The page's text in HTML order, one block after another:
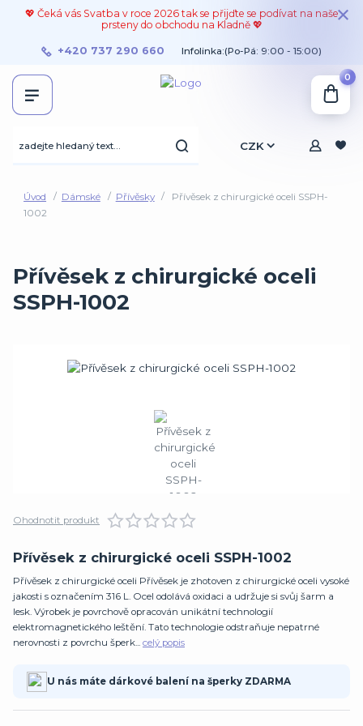
💖 Čeká vás Svatba v roce 2026 tak se přijďte se podívat na naše
prsteny do obchodu na Kladně 💖
CZK
+420 737 290 660 Infolinka:(Po-Pá: 9:00 - 15:00)
0
Úvod Dámské Přívěsky
Přívěsek z chirurgické oceli SSPH-
1002
Přívěsek z chirurgické oceli
SSPH-1002
Ohodnotit produkt
Přívěsek z chirurgické oceli SSPH-1002
Přívěsek z chirurgické oceli Přívěsek je zhotoven z chirurgické oceli vysoké
jakosti s označením 316 L. Ocel odolává oxidaci a udržuje si svůj šarm a
lesk. Výrobek je povrchově opracován unikátní technologií
elektromagnetického leštění. Tato technologie odstraňuje nepatrné
nerovnosti z povrchu šperk... celý popis
U nás máte dárkové balení na šperky ZDARMA